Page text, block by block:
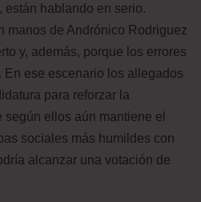
están hablando en serio.
manos de Andrónico Rodriguez
y, además, porque los errores
En ese escenario los allegados
para reforzar la
ellos aún mantiene el
sociales más humildes con
alcanzar una votación de